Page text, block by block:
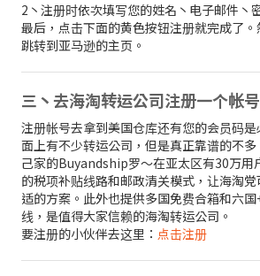
2丶注册时依次填写您的姓名丶电子邮件丶
最后，点击下面的黄色按钮注册就完成了
跳转到亚马逊的主页。
三丶去海淘转运公司注册一个帐号
注册帐号去拿到美国仓库还有您的会员码
面上有不少转运公司，但是真正靠谱的不
己家的Buyandship罗～在亚太区有30万用
的税项补贴线路和邮政清关模式，让海淘
适的方案。此外也提供多国免费合箱和六
线，是值得大家信赖的海淘转运公司。
要注册的小伙伴去这里： 点击注册